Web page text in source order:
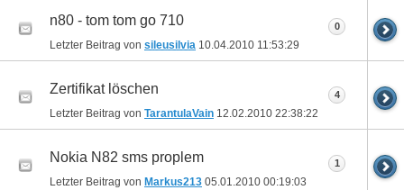
n80 - tom tom go 710
Letzter Beitrag von sileusilvia 10.04.2010 11:53:29
0
Zertifikat löschen
Letzter Beitrag von TarantulaVain 12.02.2010 22:38:22
4
Nokia N82 sms proplem
Letzter Beitrag von Markus213 05.01.2010 00:19:03
1